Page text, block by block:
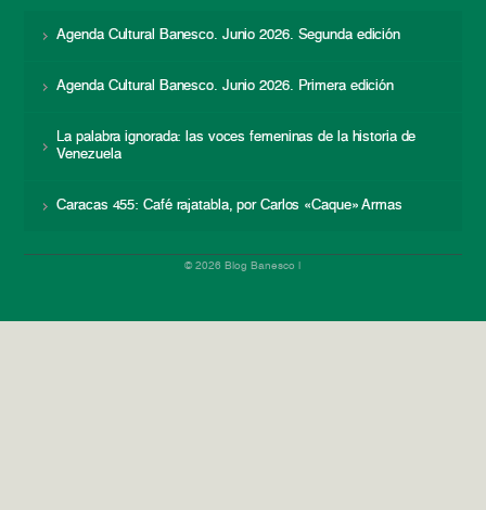
Agenda Cultural Banesco. Junio 2026. Segunda edición
Agenda Cultural Banesco. Junio 2026. Primera edición
La palabra ignorada: las voces femeninas de la historia de
Venezuela
Caracas 455: Café rajatabla, por Carlos «Caque» Armas
© 2026 Blog Banesco |